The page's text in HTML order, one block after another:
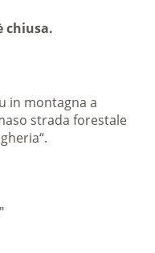
chiusa.
in montagna a
strada forestale